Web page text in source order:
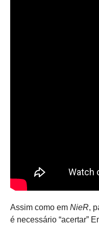
Assim como em NieR,
é necessário “acertar”